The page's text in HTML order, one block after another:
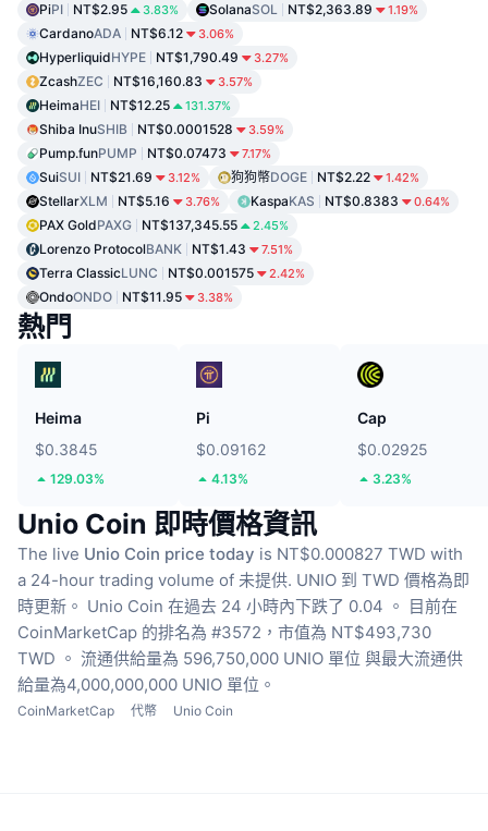
PiPI NT$2.95 3.83% SolanaSOL NT$2,363.89 1.19%
CardanoADA NT$6.12 3.06%
HyperliquidHYPE NT$1,790.49 3.27%
ZcashZEC NT$16,160.83 3.57%
HeimaHEI NT$12.25 131.37%
Shiba InuSHIB NT$0.0001528 3.59%
Pump.funPUMP NT$0.07473 7.17%
SuiSUI NT$21.69 3.12% 狗狗幣DOGE NT$2.22 1.42%
StellarXLM NT$5.16 3.76% KaspaKAS NT$0.8383 0.64%
PAX GoldPAXG NT$137,345.55 2.45%
Lorenzo ProtocolBANK NT$1.43 7.51%
Terra ClassicLUNC NT$0.001575 2.42%
OndoONDO NT$11.95 3.38%
熱門
Heima
$0.3845
129.03%
Pi
$0.09162
4.13%
Cap
$0.02925
3.23%
Unio Coin 即時價格資訊
The live Unio Coin price today is NT$0.000827 TWD with
a 24-hour trading volume of 未提供. UNIO 到 TWD 價格為即
時更新。 Unio Coin 在過去 24 小時內下跌了 0.04 。 目前在
CoinMarketCap 的排名為 #3572，市值為 NT$493,730
TWD 。 流通供給量為 596,750,000 UNIO 單位 與最大流通供
給量為4,000,000,000 UNIO 單位。
CoinMarketCap 代幣 Unio Coin